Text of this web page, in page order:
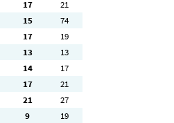
17
21
15
74
17
19
13
13
14
17
17
21
21
27
9
19